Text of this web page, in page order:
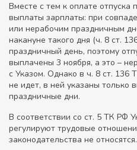
Вместе с тем к оплате отпуска
выплаты зарплаты: при
или нерабочим праздничным
накануне такого дня (ч. 8 ст.
праздничный день, поэтому
выплачены 3 ноября, а это –
с Указом. Однако в ч. 8 ст. 136
не идет, в ней указаны только
праздничные дни.
В соответствии со ст. 5 ТК РФ
регулируют трудовые
законодательства не относятся.